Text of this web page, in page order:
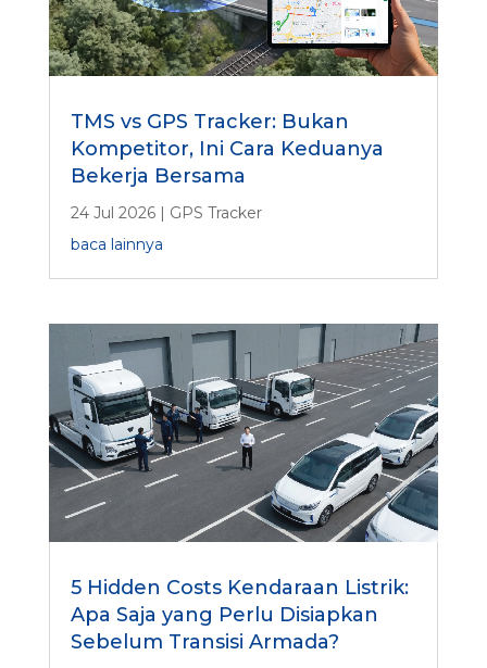
TMS vs GPS Tracker: Bukan
Kompetitor, Ini Cara Keduanya
Bekerja Bersama
24 Jul 2026| GPS Tracker
baca lainnya
5 Hidden Costs Kendaraan Listrik:
Apa Saja yang Perlu Disiapkan
Sebelum Transisi Armada?